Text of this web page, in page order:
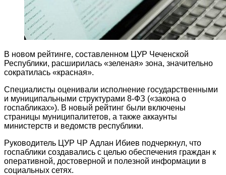
В новом рейтинге, составленном ЦУР Чеченской
Республики, расширилась «зеленая» зона, значительно
сократилась «красная».
Специалисты оценивали исполнение государственными
и муниципальными структурами 8-ФЗ («закона о
госпабликах»). В новый рейтинг были включены
страницы муниципалитетов, а также аккаунты
министерств и ведомств республики.
Руководитель ЦУР ЧР Адлан Ибиев подчеркнул, что
госпаблики создавались с целью обеспечения граждан к
оперативной, достоверной и полезной информации в
социальных сетях.